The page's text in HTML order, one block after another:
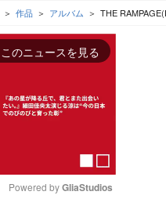
作品 アルバム THE
このニュースを見る
Powered by GliaStudios